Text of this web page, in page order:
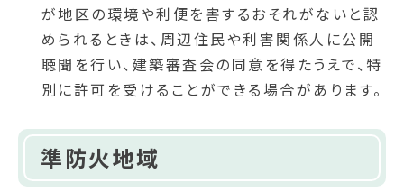
が地区の環境や利便を害するおそれがないと認
められるときは、周辺住民や利害関係人に公開
聴聞を行い、建築審査会の同意を得たうえで、特
別に許可を受けることができる場合があります。
準防火地域